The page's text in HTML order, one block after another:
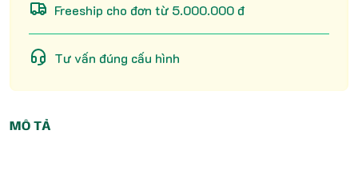
Freeship cho đơn từ 5.000.000 đ
Tư vấn đúng cấu hình
MÔ TẢ